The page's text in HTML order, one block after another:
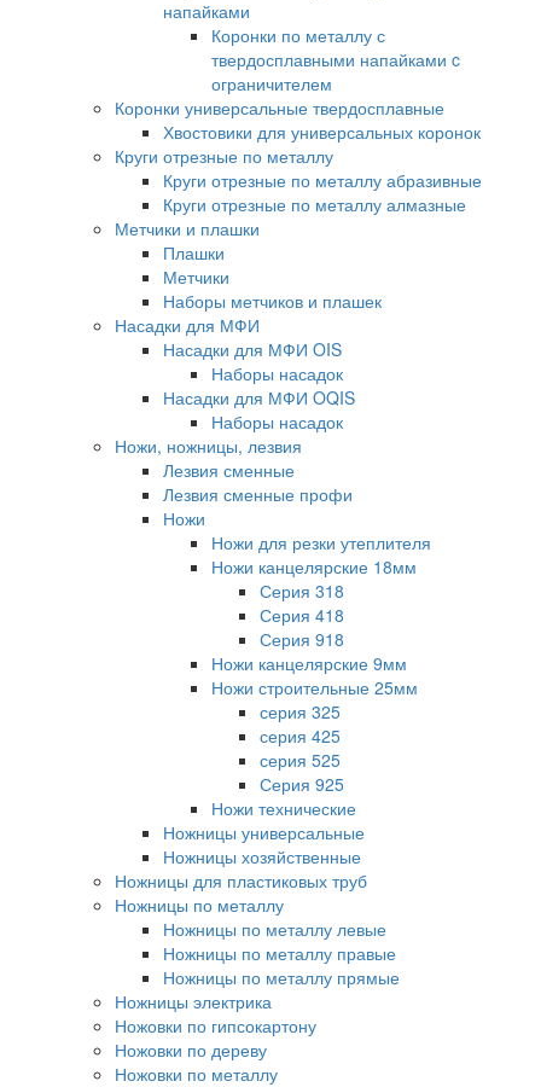
напайками
Коронки по металлу с
твердосплавными напайками c
ограничителем
Коронки универсальные твердосплавные
Хвостовики для универсальных коронок
Круги отрезные по металлу
Круги отрезные по металлу абразивные
Круги отрезные по металлу алмазные
Метчики и плашки
Плашки
Метчики
Наборы метчиков и плашек
Насадки для МФИ
Насадки для МФИ OIS
Наборы насадок
Насадки для МФИ OQIS
Наборы насадок
Ножи, ножницы, лезвия
Лезвия сменные
Лезвия сменные профи
Ножи
Ножи для резки утеплителя
Ножи канцелярские 18мм
Серия 318
Серия 418
Серия 918
Ножи канцелярские 9мм
Ножи строительные 25мм
серия 325
серия 425
серия 525
Серия 925
Ножи технические
Ножницы универсальные
Ножницы хозяйственные
Ножницы для пластиковых труб
Ножницы по металлу
Ножницы по металлу левые
Ножницы по металлу правые
Ножницы по металлу прямые
Ножницы электрика
Ножовки по гипсокартону
Ножовки по дереву
Ножовки по металлу